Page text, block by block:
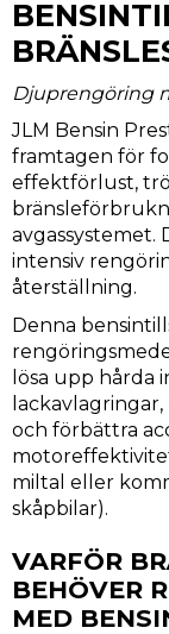
Djuprengöring
JLM Bensin
framtagen för
effektförlust,
avgassystemet.
intensiv
återställning.
Denna
lösa upp hårda
och förbättra
miltal eller
skåpbilar).
VARFÖR
BEHÖVER
MED